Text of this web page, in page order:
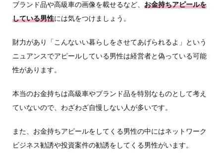
ブランド品や高級車の画像を載せるなど、 お金持ちアピールを
している男性には気をつけましょう。
財力があり「こんないい暮らしをさせてあげられるよ」という
ニュアンスでアピールしている男性は経営者と偽っている可能
性があります。
本当のお金持ちは高級車やブランド品を特別なものとして考え
ていないので、わざわざ自慢しない人が多いです。
また、お金持ちアピールをしてくる男性の中にはネットワーク
ビジネス勧誘や投資案件の勧誘をしてくる男性がいます。